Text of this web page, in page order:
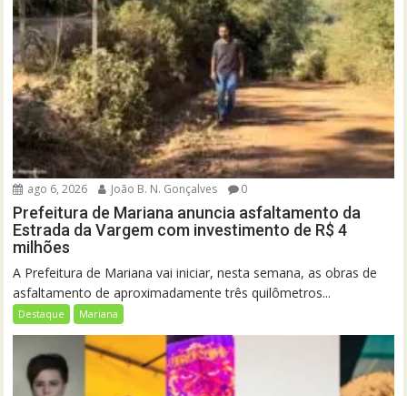
ago 6, 2026 João B. N. Gonçalves 0
Prefeitura de Mariana anuncia asfaltamento da
Estrada da Vargem com investimento de R$ 4
milhões
A Prefeitura de Mariana vai iniciar, nesta semana, as obras de
asfaltamento de aproximadamente três quilômetros...
Destaque Mariana